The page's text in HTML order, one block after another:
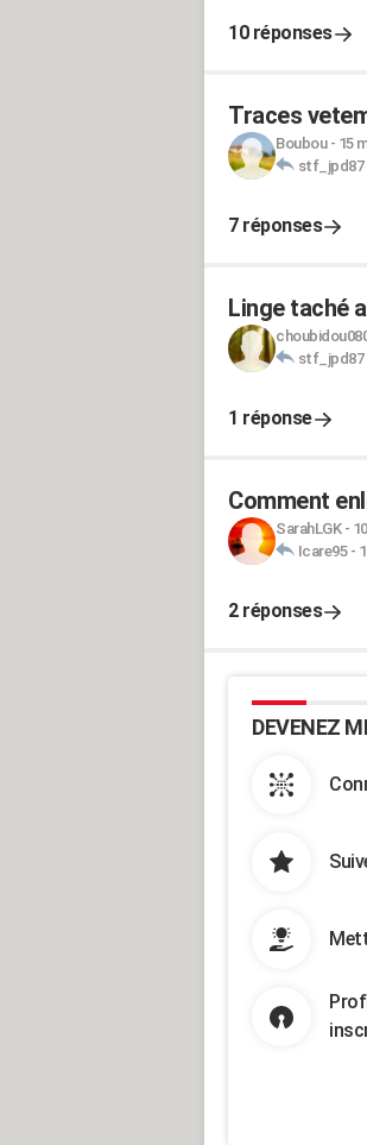
10 réponses
Traces
Boubou- 15
stf_jpd87
7 réponses
Linge taché
stf_jpd87
1 réponse
Comment
SarahLGK-
Icare95-
2 réponses
DEVENEZ